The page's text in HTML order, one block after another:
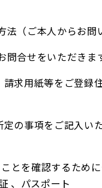
法（ご本人からお問
合せをいただきま
求用紙等をご登録
の事項をご記入い
ことを確認するため
、パスポート